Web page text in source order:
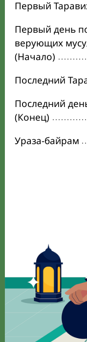
Первый
Первый день
верующих
(Начало)
Последний
Последний
(Конец)
Ураза-байрам